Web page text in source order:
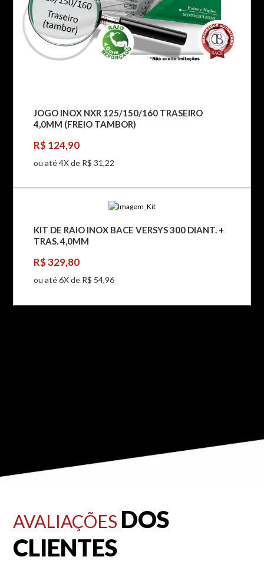
JOGO INOX NXR 125/150/160 TRASEIRO
4,0MM (FREIO TAMBOR)
R$ 124,90
ou até 4X de R$ 31,22
KIT DE RAIO INOX BACE VERSYS 300 DIANT. +
TRAS. 4,0MM
R$ 329,80
ou até 6X de R$ 54,96
AVALIAÇÕES DOS
CLIENTES